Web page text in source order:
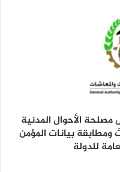
الأحوال المدنية
بيانات المؤمن
للدولة